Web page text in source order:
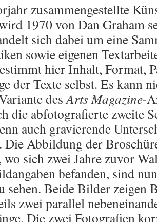
zusammengestellte
1970 von Dan Graham
sich dabei um eine
sowie eigenen
hier Inhalt, Format,
der Texte selbst. Es kann
desArts Magazine-
die abfotografierte zweite
auch gravierende
Abbildung der
sich zwei Jahre zuvor
befanden, sind
sehen. Beide Bilder zeigen
zwei parallel
Die zwei Fotografien